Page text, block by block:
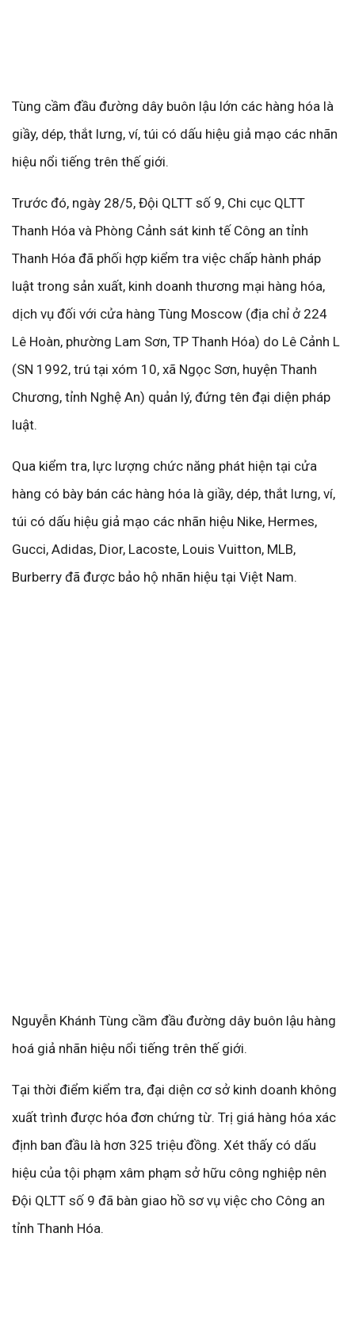
Tùng cầm đầu đường dây buôn lậu lớn các hàng hóa là
giầy, dép, thắt lưng, ví, túi có dấu hiệu giả mạo các nhãn
hiệu nổi tiếng trên thế giới.
Trước đó, ngày 28/5, Đội QLTT số 9, Chi cục QLTT
Thanh Hóa và Phòng Cảnh sát kinh tế Công an tỉnh
Thanh Hóa đã phối hợp kiểm tra việc chấp hành pháp
luật trong sản xuất, kinh doanh thương mại hàng hóa,
dịch vụ đối với cửa hàng Tùng Moscow (địa chỉ ở 224
Lê Hoàn, phường Lam Sơn, TP Thanh Hóa) do Lê Cảnh L
(SN 1992, trú tại xóm 10, xã Ngọc Sơn, huyện Thanh
Chương, tỉnh Nghệ An) quản lý, đứng tên đại diện pháp
luật.
Qua kiểm tra, lực lượng chức năng phát hiện tại cửa
hàng có bày bán các hàng hóa là giầy, dép, thắt lưng, ví,
túi có dấu hiệu giả mạo các nhãn hiệu Nike, Hermes,
Gucci, Adidas, Dior, Lacoste, Louis Vuitton, MLB,
Burberry đã được bảo hộ nhãn hiệu tại Việt Nam.
Nguyễn Khánh Tùng cầm đầu đường dây buôn lậu hàng
hoá giả nhãn hiệu nổi tiếng trên thế giới.
Tại thời điểm kiểm tra, đại diện cơ sở kinh doanh không
xuất trình được hóa đơn chứng từ. Trị giá hàng hóa xác
định ban đầu là hơn 325 triệu đồng. Xét thấy có dấu
hiệu của tội phạm xâm phạm sở hữu công nghiệp nên
Đội QLTT số 9 đã bàn giao hồ sơ vụ việc cho Công an
tỉnh Thanh Hóa.